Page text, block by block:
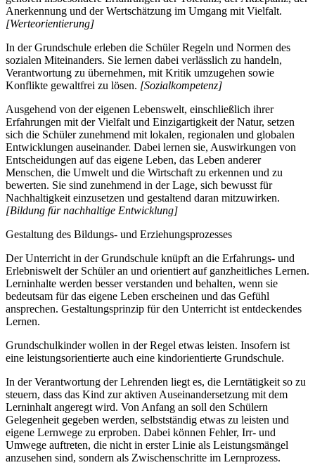
Anerkennung und der Wertschätzung im Umgang mit Vielfalt.
[Werteorientierung]
In der Grundschule erleben die Schüler Regeln und Normen des
sozialen Miteinanders. Sie lernen dabei verlässlich zu handeln,
Verantwortung zu übernehmen, mit Kritik umzugehen sowie
Konflikte gewaltfrei zu lösen. [Sozialkompetenz]
Ausgehend von der eigenen Lebenswelt, einschließlich ihrer
Erfahrungen mit der Vielfalt und Einzigartigkeit der Natur, setzen
sich die Schüler zunehmend mit lokalen, regionalen und globalen
Entwicklungen auseinander. Dabei lernen sie, Auswirkungen von
Entscheidungen auf das eigene Leben, das Leben anderer
Menschen, die Umwelt und die Wirtschaft zu erkennen und zu
bewerten. Sie sind zunehmend in der Lage, sich bewusst für
Nachhaltigkeit einzusetzen und gestaltend daran mitzuwirken.
[Bildung für nachhaltige Entwicklung]
Gestaltung des Bildungs- und Erziehungsprozesses
Der Unterricht in der Grundschule knüpft an die Erfahrungs- und
Erlebniswelt der Schüler an und orientiert auf ganzheitliches Lernen.
Lerninhalte werden besser verstanden und behalten, wenn sie
bedeutsam für das eigene Leben erscheinen und das Gefühl
ansprechen. Gestaltungsprinzip für den Unterricht ist entdeckendes
Lernen.
Grundschulkinder wollen in der Regel etwas leisten. Insofern ist
eine leistungsorientierte auch eine kindorientierte Grundschule.
In der Verantwortung der Lehrenden liegt es, die Lerntätigkeit so zu
steuern, dass das Kind zur aktiven Auseinandersetzung mit dem
Lerninhalt angeregt wird. Von Anfang an soll den Schülern
Gelegenheit gegeben werden, selbstständig etwas zu leisten und
eigene Lernwege zu erproben. Dabei können Fehler, Irr- und
Umwege auftreten, die nicht in erster Linie als Leistungsmängel
anzusehen sind, sondern als Zwischenschritte im Lernprozess.